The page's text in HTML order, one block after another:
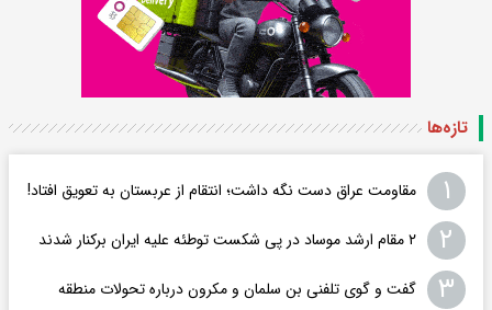
تازه‌ها
۱ مقاومت عراق دست نگه داشت؛ انتقام از عربستان به تعویق افتاد!
۲ ۲ مقام‌ ارشد موساد در پی شکست توطئه علیه ایران برکنار شدند
۳ گفت و گوی تلفنی بن سلمان و مکرون درباره تحولات منطقه